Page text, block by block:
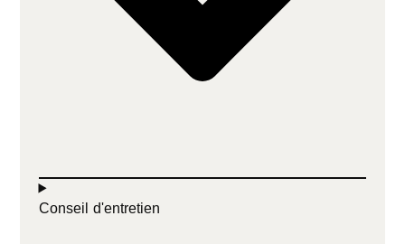
Conseil d'entretien